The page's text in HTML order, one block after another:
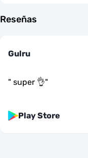
Reseñas
Gulru
" super 👌"
Play Store